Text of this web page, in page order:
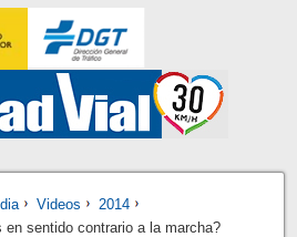
Videos
2014
sentido contrario a la marcha?